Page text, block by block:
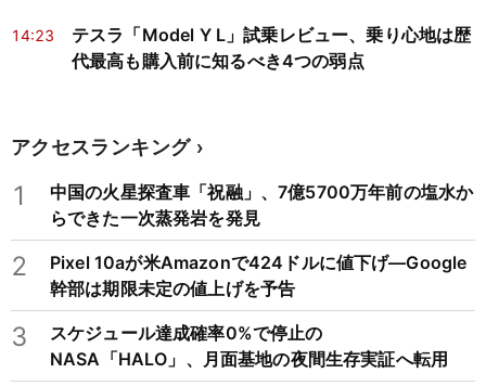
14:23
テスラ「Model Y L」試乗レビュー、乗り心地は歴
代最高も購入前に知るべき4つの弱点
アクセスランキング
1
中国の火星探査車「祝融」、7億5700万年前の塩水か
らできた一次蒸発岩を発見
2
Pixel 10aが米Amazonで424ドルに値下げ―Google
幹部は期限未定の値上げを予告
3
スケジュール達成確率0%で停止の
NASA「HALO」、月面基地の夜間生存実証へ転用